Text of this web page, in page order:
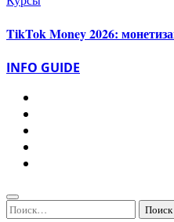
TikTok Money 2026:
INFO GUIDE
Найти: